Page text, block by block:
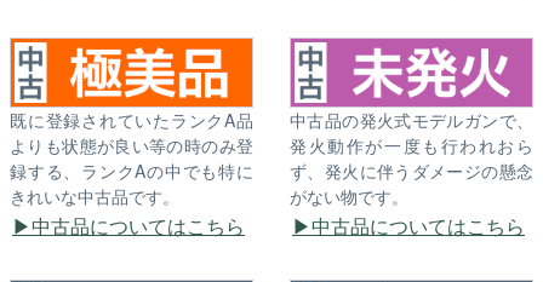
既に登録されていたランクA品
よりも状態が良い等の時のみ登
録する、ランクAの中でも特に
きれいな中古品です。
中古品についてはこちら
中古品の発火式モデルガンで、
発火動作が一度も行われおら
ず、発火に伴うダメージの懸念
がない物です。
中古品についてはこちら